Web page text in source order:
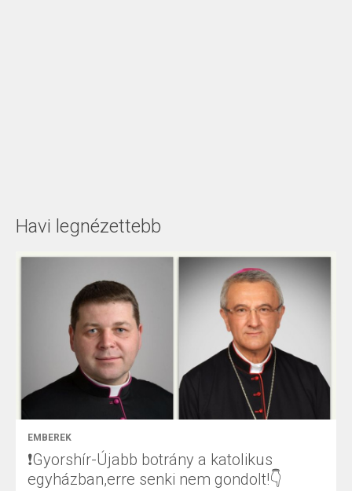
Havi legnézettebb
EMBEREK
❗Gyorshír-Újabb botrány a katolikus
egyházban,erre senki nem gondolt!👇